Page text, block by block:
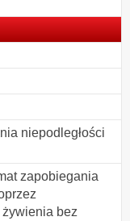
niepodległości
zapobiegania
bez